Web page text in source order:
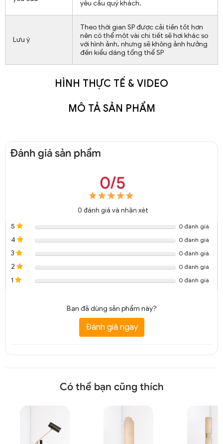
yêu cầu quý khách.
Lưu ý
Theo thời gian SP được cải tiến tốt hơn
nên có thể một vài chi tiết sẽ hơi khác so
với hình ảnh, nhưng sẽ không ảnh hưởng
đến kiểu dáng tổng thể SP
HÌNH THỰC TẾ & VIDEO
MÔ TẢ SẢN PHẨM
Đánh giá sản phẩm
0/5
0 đánh giá và nhận xét
5
0 đánh giá
4 0 đánh giá
3 0 đánh giá
2 0 đánh giá
1 0 đánh giá
Bạn đã dùng sản phẩm này?
Đánh giá ngay
Có thể bạn cũng thích